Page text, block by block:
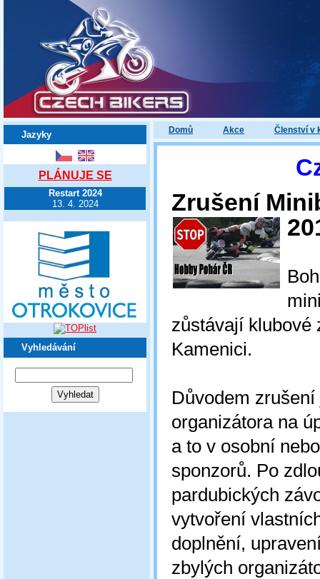
Domů Akce Členství v
Jazyky
PLÁNUJE SE
Restart 2024
13. 4. 2024
Vyhledávání
Zrušení
zůstávají klubové
Kamenici.
Důvodem
organizátora na
a to v osobní
sponzorů. Po
pardubických
vytvoření
doplnění,
zbylých